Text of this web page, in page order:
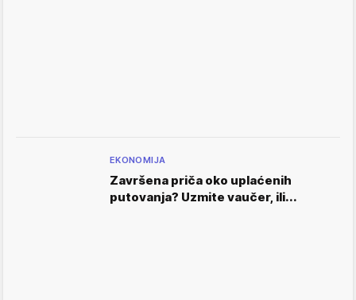
EKONOMIJA
Završena priča oko uplaćenih
putovanja? Uzmite vaučer, ili...